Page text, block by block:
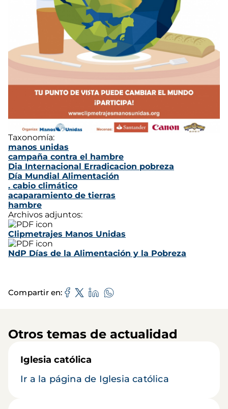
Taxonomía:
manos unidas
campaña contra el hambre
Dia Internacional Erradicacion pobreza
Día Mundial Alimentación
. cabio climático
acaparamiento de tierras
hambre
Archivos adjuntos:
Clipmetrajes Manos Unidas
NdP Días de la Alimentación y la Pobreza
Compartir en
Otros temas de actualidad
Iglesia católica
Ir a la página de Iglesia católica